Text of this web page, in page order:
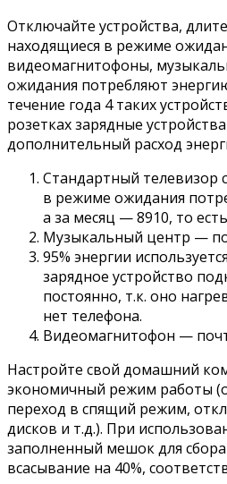
Отключайте устройства,
находящиеся в режиме
видеомагнитофоны,
ожидания потребляют
течение года 4 таких
розетках зарядные
дополнительный расход
Стандартный телевизор
в режиме ожидания
а за месяц — 8910, то
Музыкальный центр —
95% энергии
зарядное устройство
постоянно, т.к. оно
нет телефона.
Видеомагнитофон —
Настройте свой домашний
экономичный режим работы
переход в спящий режим,
дисков и т.д.). При
заполненный мешок для
всасывание на 40%,